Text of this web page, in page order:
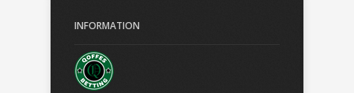
INFORMATION